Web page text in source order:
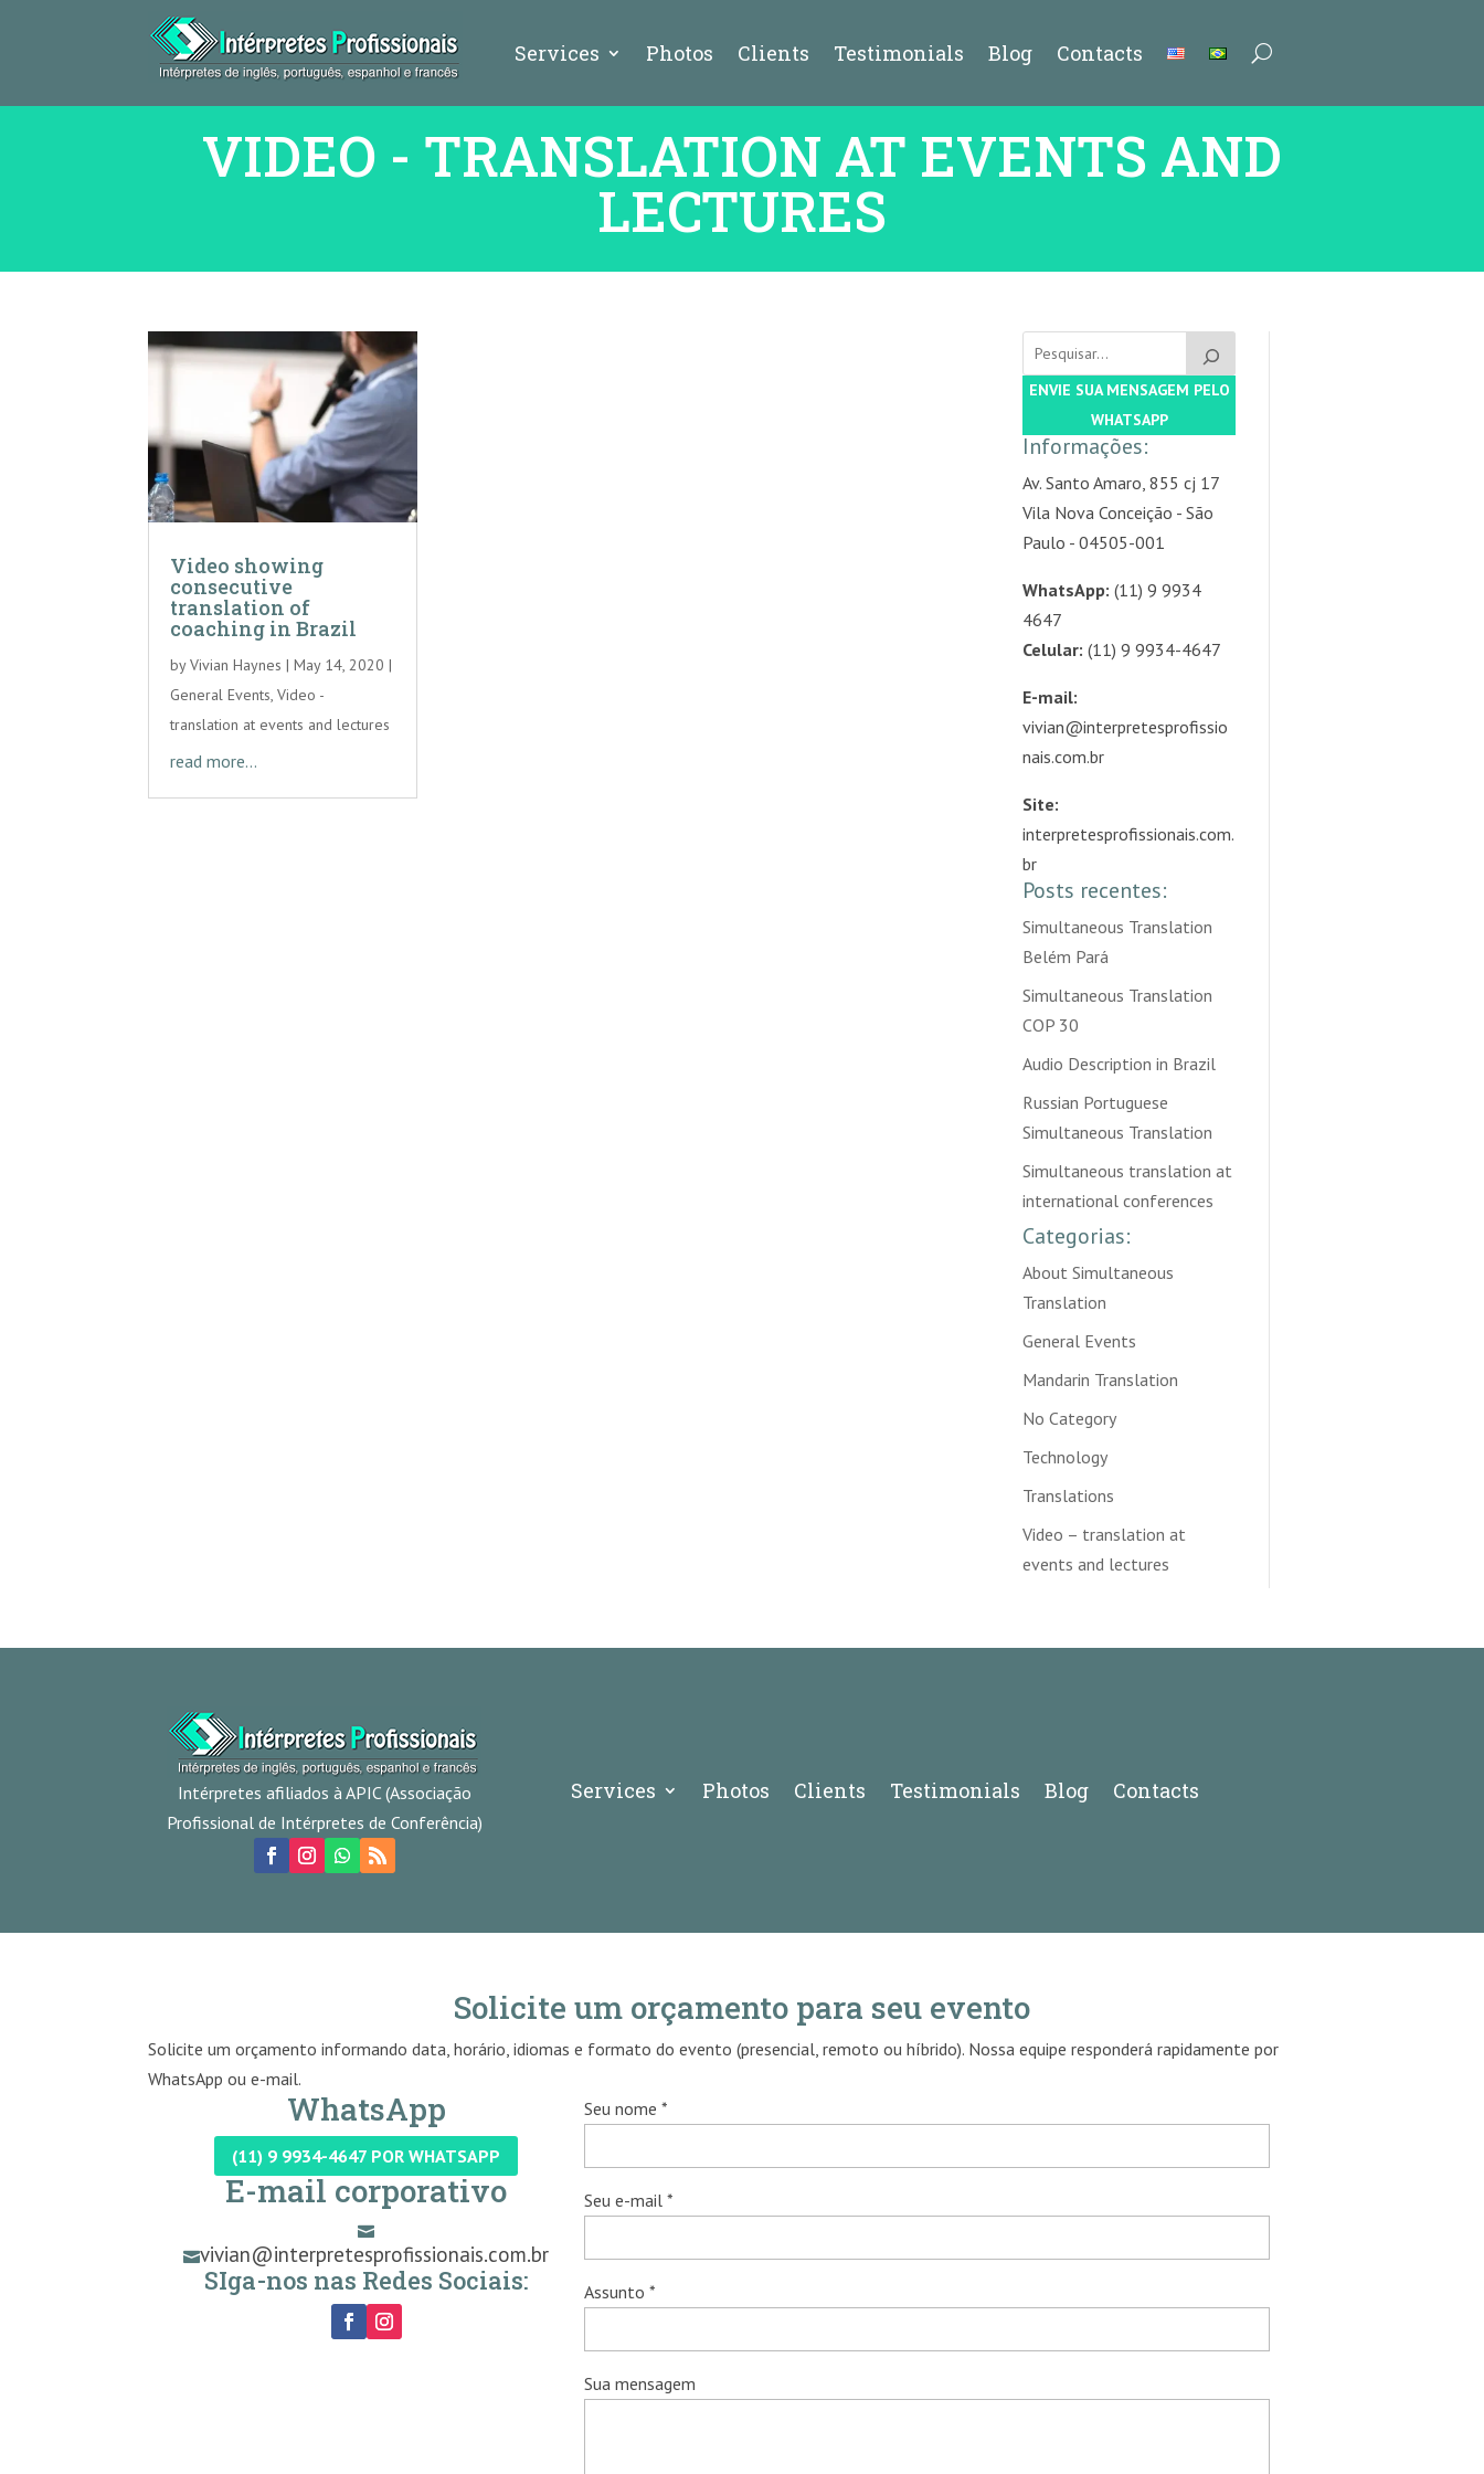
Services Photos Clients Testimonials Blog Contacts
VIDEO - TRANSLATION AT EVENTS AND
LECTURES
Video showing
consecutive
translation of
coaching in Brazil
byVivian Haynes |May 14, 2020 |
General Events,Video -
translation at events and lectures
read more...
ENVIE SUA MENSAGEM PELO
WHATSAPP
Informações:
Av. Santo Amaro, 855 cj 17
Vila Nova Conceição - São
Paulo - 04505-001
WhatsApp: (11) 9 9934
4647
Celular: (11) 9 9934-4647
E-mail:
vivian@interpretesprofissio
nais.com.br
Site:
interpretesprofissionais.com.
br
Posts recentes:
Simultaneous Translation
Belém Pará
Simultaneous Translation
COP 30
Audio Description in Brazil
Russian Portuguese
Simultaneous Translation
Simultaneous translation at
international conferences
Categorias:
About Simultaneous
Translation
General Events
Mandarin Translation
No Category
Technology
Translations
Video – translation at
events and lectures
Intérpretes afiliados à APIC (Associação
Profissional de Intérpretes de Conferência)
Services Photos Clients Testimonials Blog Contacts
Solicite um orçamento para seu evento
Solicite um orçamento informando data, horário, idiomas e formato do evento (presencial, remoto ou híbrido). Nossa equipe responderá rapidamente por
WhatsApp ou e-mail.
WhatsApp
(11) 9 9934-4647 POR WHATSAPP
E-mail corporativo

vivian@interpretesprofissionais.com.br
SIga-nos nas Redes Sociais:
Seu nome *
Seu e-mail *
Assunto *
Sua mensagem